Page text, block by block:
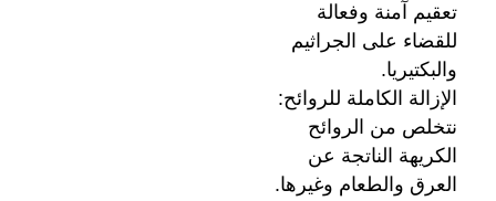
تعقيم آمنة وفعالة
للقضاء على الجراثيم
والبكتيريا.
الإزالة الكاملة للروائح:
نتخلص من الروائح
الكريهة الناتجة عن
العرق والطعام وغيرها.